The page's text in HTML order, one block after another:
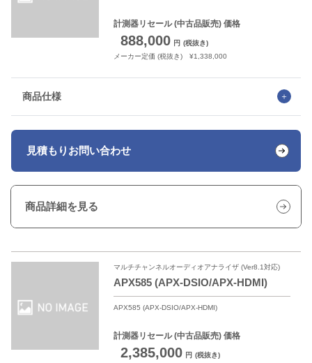
計測器リセール(中古品販売) 価格
888,000 円 (税抜き)
メーカー定価 (税抜き) ¥1,338,000
商品仕様
見積もり お問い合わせ
商品詳細を見る
マルチチャンネルオーディオアナライザ (Ver8.1対応)
APX585 (APX-DSIO/APX-HDMI)
APX585 (APX-DSIO/APX-HDMI)
計測器リセール(中古品販売) 価格
2,385,000 円 (税抜き)